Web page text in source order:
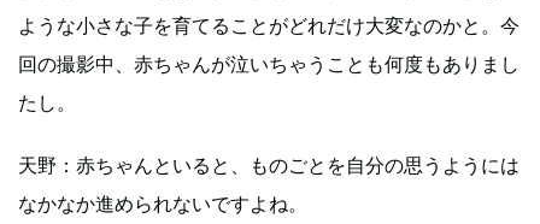
ような小さな子を育てることがどれだけ大変なのかと。今
回の撮影中、赤ちゃんが泣いちゃうことも何度もありまし
たし。
天野：赤ちゃんといると、ものごとを自分の思うようには
なかなか進められないですよね。